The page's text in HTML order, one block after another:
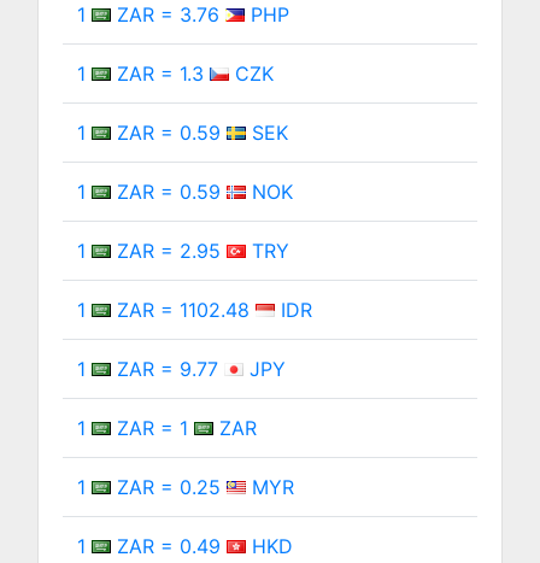
1 ZAR = 3.76 PHP
1 ZAR = 1.3 CZK
1 ZAR = 0.59 SEK
1 ZAR = 0.59 NOK
1 ZAR = 2.95 TRY
1 ZAR = 1102.48 IDR
1 ZAR = 9.77 JPY
1 ZAR = 1 ZAR
1 ZAR = 0.25 MYR
1 ZAR = 0.49 HKD